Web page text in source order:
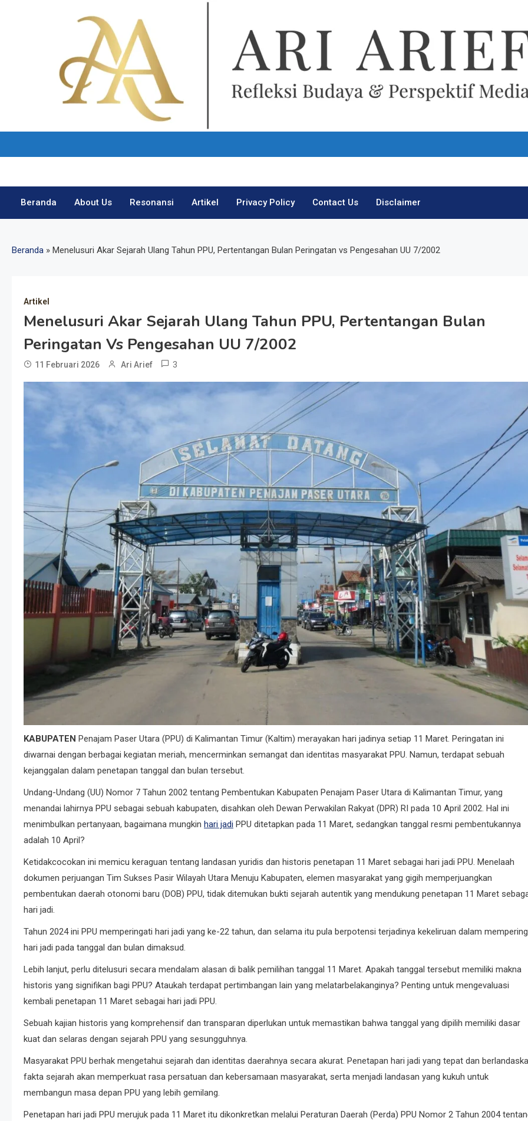
Ari Arief
Beranda About Us Resonansi Artikel Privacy Policy Contact Us Disclaimer
Beranda » Menelusuri Akar Sejarah Ulang Tahun PPU, Pertentangan Bulan Peringatan vs Pengesahan UU 7/2002
Artikel
Menelusuri Akar Sejarah Ulang Tahun PPU, Pertentangan Bulan
Peringatan Vs Pengesahan UU 7/2002
11 Februari 2026 Ari Arief 3
KABUPATEN Penajam Paser Utara (PPU) di Kalimantan Timur (Kaltim) merayakan hari jadinya setiap 11 Maret. Peringatan ini
diwarnai dengan berbagai kegiatan meriah, mencerminkan semangat dan identitas masyarakat PPU. Namun, terdapat sebuah
kejanggalan dalam penetapan tanggal dan bulan tersebut.
Undang-Undang (UU) Nomor 7 Tahun 2002 tentang Pembentukan Kabupaten Penajam Paser Utara di Kalimantan Timur, yang
menandai lahirnya PPU sebagai sebuah kabupaten, disahkan oleh Dewan Perwakilan Rakyat (DPR) RI pada 10 April 2002. Hal ini
menimbulkan pertanyaan, bagaimana mungkin hari jadi PPU ditetapkan pada 11 Maret, sedangkan tanggal resmi pembentukannya
adalah 10 April?
Ketidakcocokan ini memicu keraguan tentang landasan yuridis dan historis penetapan 11 Maret sebagai hari jadi PPU. Menelaah
dokumen perjuangan Tim Sukses Pasir Wilayah Utara Menuju Kabupaten, elemen masyarakat yang gigih memperjuangkan
pembentukan daerah otonomi baru (DOB) PPU, tidak ditemukan bukti sejarah autentik yang mendukung penetapan 11 Maret
hari jadi.
Tahun 2024 ini PPU memperingati hari jadi yang ke-22 tahun, dan selama itu pula berpotensi terjadinya kekeliruan dalam
hari jadi pada tanggal dan bulan dimaksud.
Lebih lanjut, perlu ditelusuri secara mendalam alasan di balik pemilihan tanggal 11 Maret. Apakah tanggal tersebut memiliki makna
historis yang signifikan bagi PPU? Ataukah terdapat pertimbangan lain yang melatarbelakanginya? Penting untuk mengevaluasi
kembali penetapan 11 Maret sebagai hari jadi PPU.
Sebuah kajian historis yang komprehensif dan transparan diperlukan untuk memastikan bahwa tanggal yang dipilih memiliki dasar
kuat dan selaras dengan sejarah PPU yang sesungguhnya.
Masyarakat PPU berhak mengetahui sejarah dan identitas daerahnya secara akurat. Penetapan hari jadi yang tepat dan
fakta sejarah akan memperkuat rasa persatuan dan kebersamaan masyarakat, serta menjadi landasan yang kukuh untuk
membangun masa depan PPU yang lebih gemilang.
Penetapan hari jadi PPU merujuk pada 11 Maret itu dikonkretkan melalui Peraturan Daerah (Perda) PPU Nomor 2 Tahun 2004